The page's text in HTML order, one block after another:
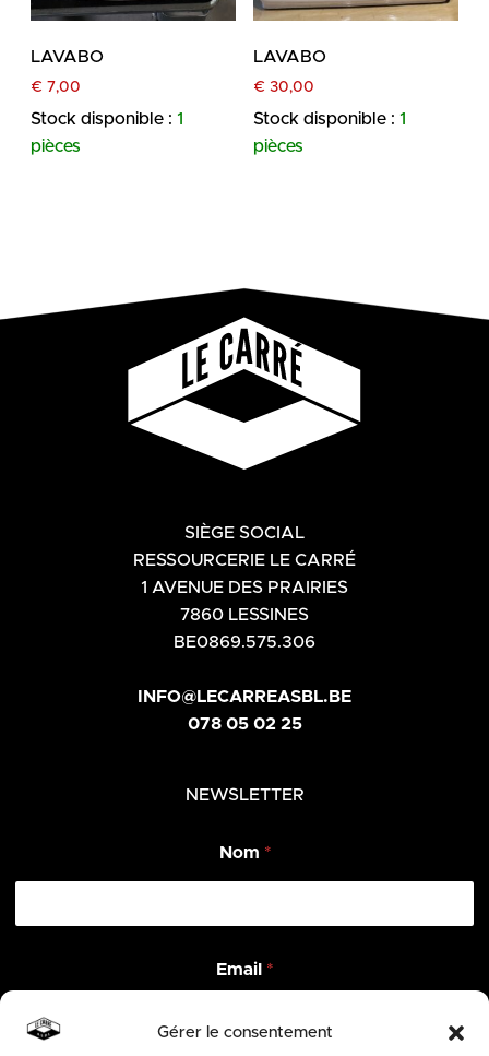
Gérer le consentement
LAVABO
€ 7,00
Stock disponible : 1
pièces
LAVABO
€ 30,00
Stock disponible : 1
pièces
SIÈGE SOCIAL
RESSOURCERIE LE CARRÉ
1 AVENUE DES PRAIRIES
7860 LESSINES
BE0869.575.306
INFO@LECARREASBL.BE
078 05 02 25
NEWSLETTER
Nom *
E
m
i
Email *